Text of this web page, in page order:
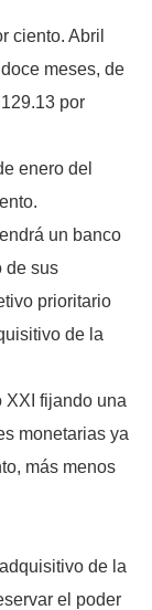
ciento. Abril
meses, de
por
enero del
un banco
de sus
prioritario
de la
XXI fijando una
monetarias ya
más menos
de la
el poder